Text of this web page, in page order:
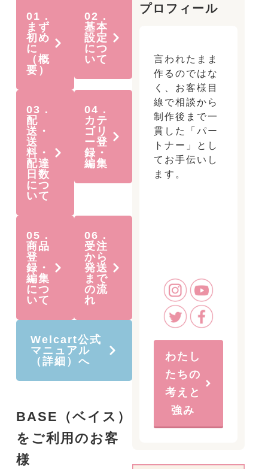
プロフィール
言われたまま
作るのではな
く、お客様目
線で相談から
制作後まで一
貫した「パー
トナー」とし
てお手伝いし
ます。
わたし
たちの
考えと
強み
01．
まず
初め
に
（概
要）
02．
基本
設定
につ
いて
03．
配
送・
送
料・
配達
日数
につ
いて
04．
カテ
ゴリ
ー登
録・
編集
05．
商品
登
録・
編集
につ
いて
06．
受注
から
発送
まで
の流
れ
Welcart公式
マニュアル
（詳細）へ
BASE（ベイス）
をご利用のお客
様